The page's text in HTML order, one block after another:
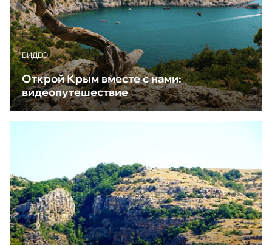
ВИДЕО
Открой Крым вместе с нами:
видеопутешествие